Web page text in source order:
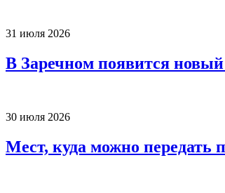
31 июля 2026
В Заречном появится
30 июля 2026
Мест, куда можно передать